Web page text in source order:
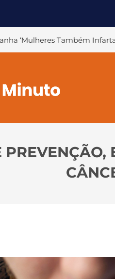
#Declínio Cognitivo
PREVENÇÃO,